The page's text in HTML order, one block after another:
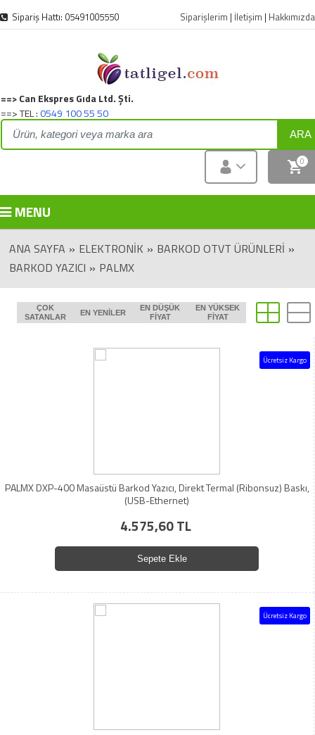
Sipariş Hattı: 05491005550 Siparişlerim | İletişim | Hakkımızda
Can Ekspres Gıda Ltd. Şti.
TEL :0549 100 55 50
ARA
0
MENU
ANA SAYFA » ELEKTRONIK » BARKOD OTVT ÜRÜNLERİ »
BARKOD YAZICI » PALMX
ÇOK
SATANLAR
EN YENILER
EN DÜŞÜK
FIYAT
EN YÜKSEK
FIYAT
Ücretsiz Kargo
PALMX DXP-400 Masaüstü Barkod Yazıcı, Direkt Termal (Ribonsuz) Baskı,
(USB-Ethernet)
4.575,60 TL
Sepete Ekle
Ücretsiz Kargo